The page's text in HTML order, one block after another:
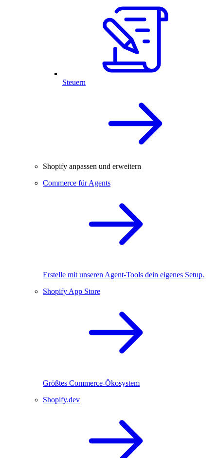
Steuern
Shopify anpassen und erweitern
Commerce für Agents
Erstelle mit unseren Agent-Tools dein eigenes Setup.
Shopify App Store
Größtes Commerce-Ökosystem
Shopify.dev